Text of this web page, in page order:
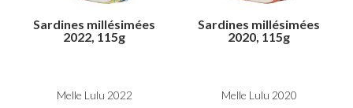
Sardines millésimées
2022, 115g
Melle Lulu 2022
Sardines millésimées
2020, 115g
Melle Lulu 2020